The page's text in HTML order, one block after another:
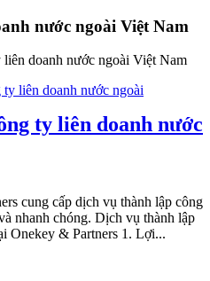
nước ngoài Việt Nam
liên doanh nước ngoài Việt Nam
ty liên doanh nước
cung cấp dịch vụ thành lập công
nhanh chóng. Dịch vụ thành lập
Onekey & Partners 1. Lợi...